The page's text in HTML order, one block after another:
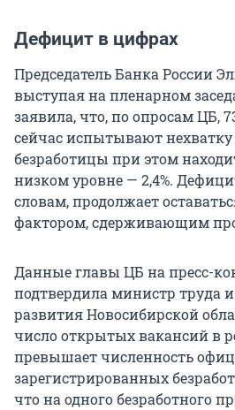
Дефицит в цифрах
Председатель Банка России
выступая на пленарном
заявила, что, по опросам ЦБ,
сейчас испытывают нехватку
безработицы при этом
низком уровне — 2,4%.
словам, продолжает
фактором, сдерживающим
Данные главы ЦБ на пресс-
подтвердила министр труда
развития Новосибирской
число открытых вакансий в
превышает численность
зарегистрированных
что на одного безработного